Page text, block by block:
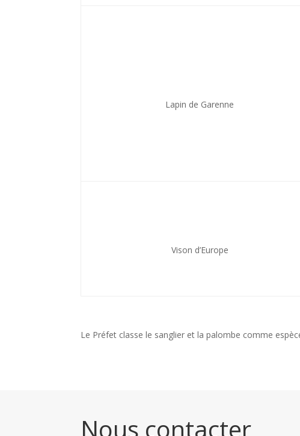
Lapin de Garenne
Vison d’Europe
Le Préfet classe le sanglier et la palombe comme
Nous contacter